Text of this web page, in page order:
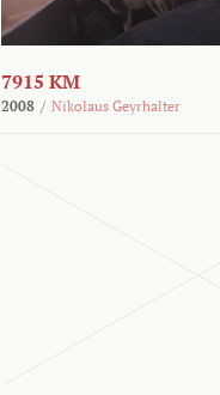
7915 KM
2008 / Nikolaus Geyrhalter